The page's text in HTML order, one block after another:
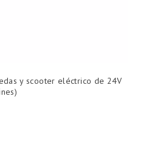
y scooter eléctrico de 24V